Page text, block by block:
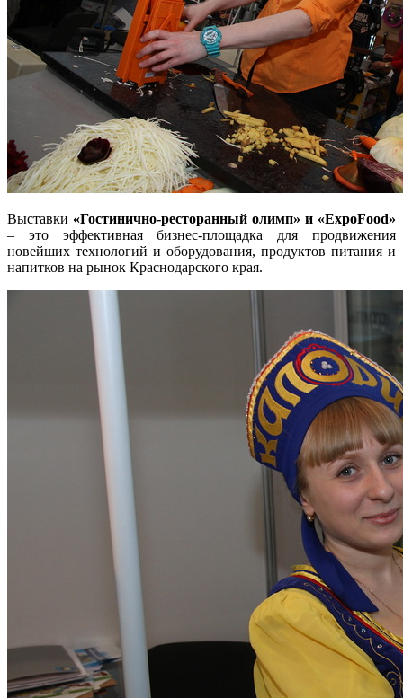
Выставки «Гостинично-ресторанный олимп» и «ExpoFood»
– это эффективная бизнес-площадка для продвижения
новейших технологий и оборудования, продуктов питания и
напитков на рынок Краснодарского края.